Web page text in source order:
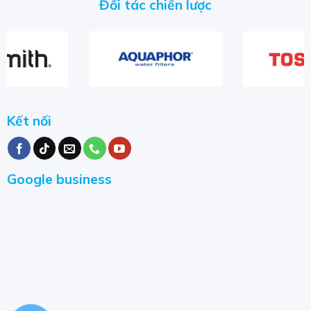
bộ lọc Aquaphor ở mọi giai đoạn trong quá trình sản
Các bộ lọc thương hiệu Aquaphor: bình lọc nước, máy lọc
Chứng nhận chất lượng quốc tế
Đối tác chiến lược
Kết nối
Google business